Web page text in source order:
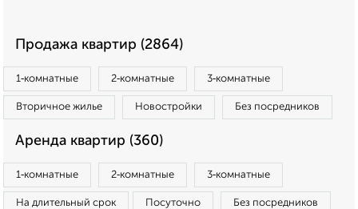
Продажа квартир (2864)
1‑комнатные 2‑комнатные 3‑комнатные
Вторичное жилье Новостройки Без посредников
Аренда квартир (360)
1‑комнатные 2‑комнатные 3‑комнатные
На длительный срок Посуточно Без посредников